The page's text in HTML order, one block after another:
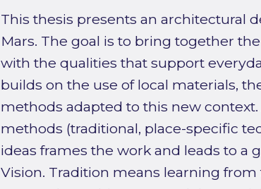
This thesis presents an architectural
Mars. The goal is to bring together
with the qualities that support
builds on the use of local materials,
methods adapted to this new
methods (traditional, place-specific
ideas frames the work and leads to a
Vision. Tradition means learning